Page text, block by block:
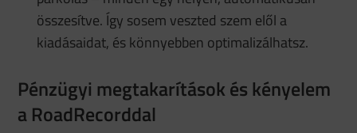
összesítve. Így sosem veszted szem elől a
kiadásaidat, és könnyebben optimalizálhatsz.
Pénzügyi megtakarítások és kényelem
a RoadRecorddal